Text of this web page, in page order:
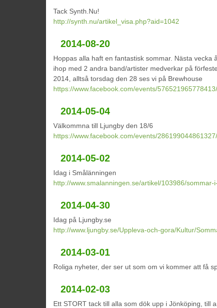
Tack Synth.Nu!
http://synth.nu/artikel_visa.php?aid=1042
2014-08-20
Hoppas alla haft en fantastisk sommar. Nästa vecka
ihop med 2 andra band/artister medverkar på
2014, alltså torsdag den 28 ses vi på Brewhouse
https://www.facebook.com/events/576521965778413/
2014-05-04
Välkommna till Ljungby den 18/6
https://www.facebook.com/events/286199044861327/
2014-05-02
Idag i Smålänningen
http://www.smalanningen.se/artikel/103986/
2014-04-30
Idag på Ljungby.se
http://www.ljungby.se/Uppleva-och-gora/Kultur/
2014-03-01
Roliga nyheter, der ser ut som om vi kommer att få
2014-02-03
Ett STORT tack till alla som dök upp i Jönköping, till